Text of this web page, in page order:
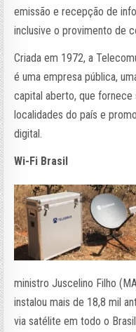
emissão e recepção de
inclusive o provimento de
Criada em 1972, a
é uma empresa pública,
capital aberto, que
localidades do país e
digital.
Wi-Fi Brasil
ministro Juscelino Filho
instalou mais de 18,8 mil
via satélite em todo o